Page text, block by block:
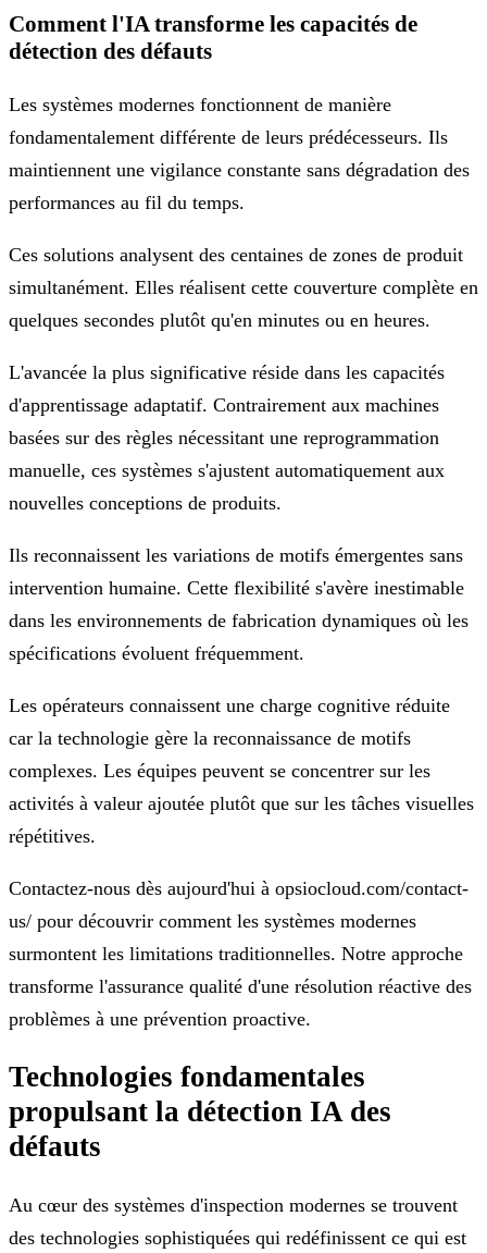
Comment l'IA transforme les capacités de
détection des défauts
Les systèmes modernes fonctionnent de manière
fondamentalement différente de leurs prédécesseurs. Ils
maintiennent une vigilance constante sans dégradation des
performances au fil du temps.
Ces solutions analysent des centaines de zones de produit
simultanément. Elles réalisent cette couverture complète en
quelques secondes plutôt qu'en minutes ou en heures.
L'avancée la plus significative réside dans les capacités
d'apprentissage adaptatif. Contrairement aux machines
basées sur des règles nécessitant une reprogrammation
manuelle, ces systèmes s'ajustent automatiquement aux
nouvelles conceptions de produits.
Ils reconnaissent les variations de motifs émergentes sans
intervention humaine. Cette flexibilité s'avère inestimable
dans les environnements de fabrication dynamiques où les
spécifications évoluent fréquemment.
Les opérateurs connaissent une charge cognitive réduite
car la technologie gère la reconnaissance de motifs
complexes. Les équipes peuvent se concentrer sur les
activités à valeur ajoutée plutôt que sur les tâches visuelles
répétitives.
Contactez-nous dès aujourd'hui à opsiocloud.com/contact-
us/ pour découvrir comment les systèmes modernes
surmontent les limitations traditionnelles. Notre approche
transforme l'assurance qualité d'une résolution réactive des
problèmes à une prévention proactive.
Technologies fondamentales
propulsant la détection IA des
défauts
Au cœur des systèmes d'inspection modernes se trouvent
des technologies sophistiquées qui redéfinissent ce qui est